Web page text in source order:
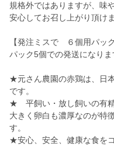
規格外ではありますが、味
安心してお召し上がり頂けま
【発注ミスで ６個用パッ
パック5個での発送になりま
★元さん農園の赤鶏は、日
です。
★ 平飼い・放し飼いの有
大きく卵白も濃厚なのが特
す。
★安心、安全、健康な食を